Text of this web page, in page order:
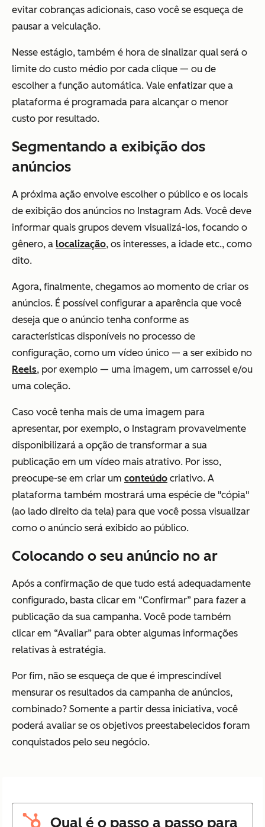
evitar cobranças adicionais, caso você se esqueça de
pausar a veiculação.
Nesse estágio, também é hora de sinalizar qual será o
limite do custo médio por cada clique — ou de
escolher a função automática. Vale enfatizar que a
plataforma é programada para alcançar o menor
custo por resultado.
Segmentando a exibição dos
anúncios
A próxima ação envolve escolher o público e os locais
de exibição dos anúncios no Instagram Ads. Você deve
informar quais grupos devem visualizá-los, focando o
gênero, a localização, os interesses, a idade etc., como
dito.
Agora, finalmente, chegamos ao momento de criar os
anúncios. É possível configurar a aparência que você
deseja que o anúncio tenha conforme as
características disponíveis no processo de
configuração, como um vídeo único — a ser exibido no
Reels, por exemplo — uma imagem, um carrossel e/ou
uma coleção.
Caso você tenha mais de uma imagem para
apresentar, por exemplo, o Instagram provavelmente
disponibilizará a opção de transformar a sua
publicação em um vídeo mais atrativo. Por isso,
preocupe-se em criar um conteúdo criativo. A
plataforma também mostrará uma espécie de "cópia"
(ao lado direito da tela) para que você possa visualizar
como o anúncio será exibido ao público.
Colocando o seu anúncio no ar
Após a confirmação de que tudo está adequadamente
configurado, basta clicar em “Confirmar” para fazer a
publicação da sua campanha. Você pode também
clicar em “Avaliar” para obter algumas informações
relativas à estratégia.
Por fim, não se esqueça de que é imprescindível
mensurar os resultados da campanha de anúncios,
combinado? Somente a partir dessa iniciativa, você
poderá avaliar se os objetivos preestabelecidos foram
conquistados pelo seu negócio.
Qual é o passo a passo para